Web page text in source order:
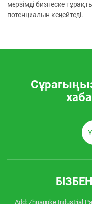
мерзімді бизнеске
потенциалын кеңейтеді.
Add: Zhuangke Industrial